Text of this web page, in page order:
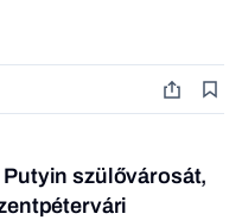
szülővárosát,